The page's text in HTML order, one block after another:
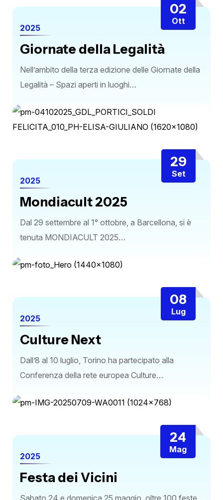
02
Ott
2025
Giornate della Legalità
Nell’ambito della terza edizione delle Giornate della
Legalità – Spazi aperti in luoghi…
29
Set
2025
Mondiacult 2025
Dal 29 settembre al 1° ottobre, a Barcellona, si è
tenuta MONDIACULT 2025…
08
Lug
2025
Culture Next
Dall’8 al 10 luglio, Torino ha partecipato alla
Conferenza della rete europea Culture…
24
Mag
2025
Festa dei Vicini
Sabato 24 e domenica 25 maggio, oltre 100 feste